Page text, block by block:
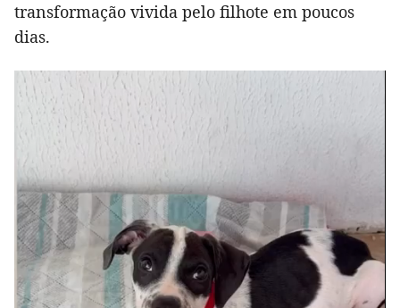
transformação vivida pelo filhote em poucos
dias.